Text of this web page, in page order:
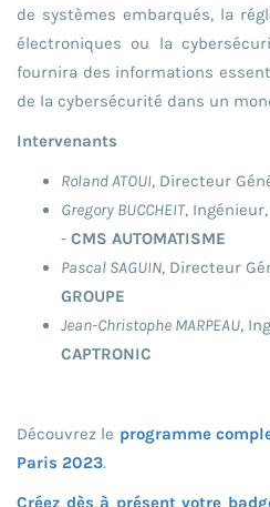
de systèmes embarqués, la
électroniques ou la
fournira des informations
de la cybersécurité dans un
Intervenants
Roland ATOUI, Directeur
Gregory BUCCHEIT,
- CMS AUTOMATISME
Pascal SAGUIN, Directeur
GROUPE
Jean-Christophe MARPEAU,
CAPTRONIC
Découvrez le programme
Paris 2023.
Créez dès à présent votre